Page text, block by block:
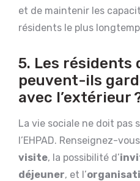
et de maintenir les
résidents le plus
5. Les résidents
peuvent-ils
avec l’extérieur
La vie sociale ne doit pas
l’EHPAD. Renseignez-
visite, la possibilité d’
déjeuner, et l’